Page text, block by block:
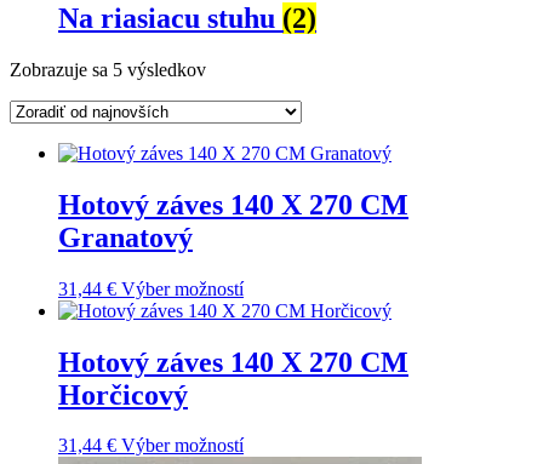
Na riasiacu stuhu (2)
Zobrazuje sa 5 výsledkovZoradené
najnovších
Hotový záves 140 X 270 CM
Granatový
31,44 € Výber možností
Hotový záves 140 X 270 CM
Horčicový
31,44 € Výber možností